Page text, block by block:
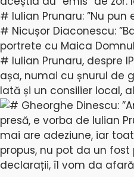
# Iulian Prunaru: ”Nu
# Nicușor Diaconescu:
portrete cu Maica
# Iulian Prunaru, despre
așa, numai cu șnurul de
Iată și un consilier local,
# Gheorghe Dinescu:
presă, e vorba de Iulian
mai are adeziune, iar
propus, nu pot da un
declarații, îl vom da